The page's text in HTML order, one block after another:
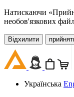
Натискаючи
необов'язкових
Відхилити
Українська